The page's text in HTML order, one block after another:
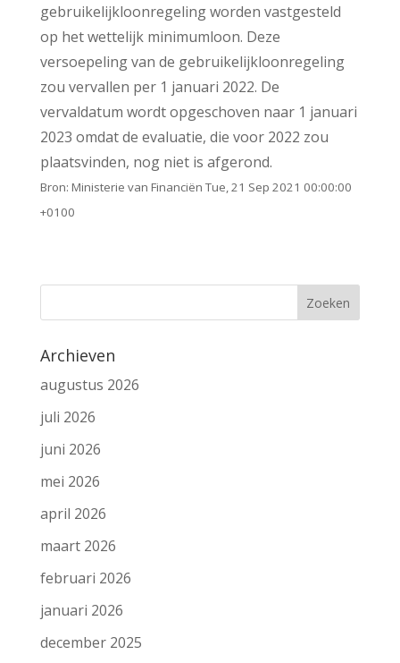
gebruikelijkloonregeling worden vastgesteld
op het wettelijk minimumloon. Deze
versoepeling van de gebruikelijkloonregeling
zou vervallen per 1 januari 2022. De
vervaldatum wordt opgeschoven naar 1 januari
2023 omdat de evaluatie, die voor 2022 zou
plaatsvinden, nog niet is afgerond.
Bron: Ministerie van Financiën Tue, 21 Sep 2021 00:00:00
+0100
Archieven
augustus 2026
juli 2026
juni 2026
mei 2026
april 2026
maart 2026
februari 2026
januari 2026
december 2025